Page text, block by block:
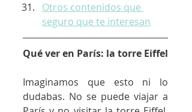
Otros contenidos que
seguro que te interesan
Qué ver en París: la torre Eiffel
Imaginamos que esto ni lo
dudabas. No se puede viajar a